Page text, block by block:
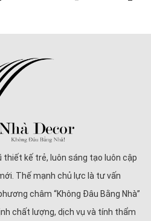
thiết kế trẻ, luôn sáng tạo luôn cập
Thế mạnh chủ lực là tư vấn
châm “Không Đâu Bằng Nhà”
chất lượng, dịch vụ và tính thẩm